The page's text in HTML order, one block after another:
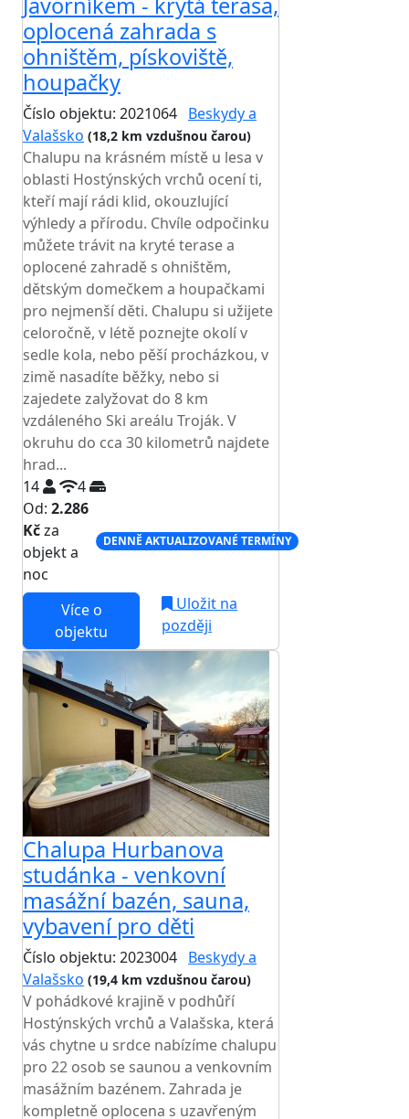
oplocená zahrada s
ohništěm, pískoviště,
houpačky
Číslo objektu: 2021064 Beskydy a
Valašsko (18,2 km vzdušnou čarou)
Chalupu na krásném místě u lesa v
oblasti Hostýnských vrchů ocení ti,
kteří mají rádi klid, okouzlující
výhledy a přírodu. Chvíle odpočinku
můžete trávit na kryté terase a
oplocené zahradě s ohništěm,
dětským domečkem a houpačkami
pro nejmenší děti. Chalupu si užijete
celoročně, v létě poznejte okolí v
sedle kola, nebo pěší procházkou, v
zimě nasadíte běžky, nebo si
zajedete zalyžovat do 8 km
vzdáleného Ski areálu Troják. V
okruhu do cca 30 kilometrů najdete
hrad...
14
4
Od: 2.286
Kčza
objekt a
noc
DENNĚ AKTUALIZOVANÉ TERMÍNY
Více o
objektu
Uložit na
později
Chalupa Hurbanova
studánka - venkovní
masážní bazén, sauna,
vybavení pro děti
Číslo objektu: 2023004 Beskydy a
Valašsko (19,4 km vzdušnou čarou)
V pohádkové krajině v podhůří
Hostýnských vrchů a Valašska, která
vás chytne u srdce nabízíme chalupu
pro 22 osob se saunou a venkovním
masážním bazénem. Zahrada je
kompletně oplocena s uzavřeným